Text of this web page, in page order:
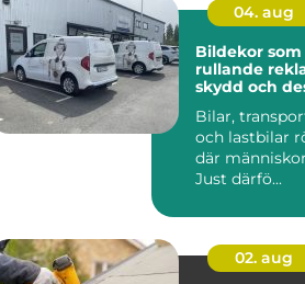
04. aug
Bildekor som
rullande
skydd och
Bilar,
och lastbilar
där
Just därfö...
02. aug